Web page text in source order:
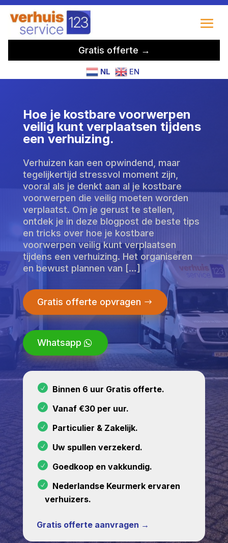
Gratis offerte →
NL EN
Hoe je kostbare voorwerpen
veilig kunt verplaatsen tijdens
een verhuizing.
Verhuizen kan een opwindend, maar
tegelijkertijd stressvol moment zijn,
vooral als je denkt aan al je kostbare
voorwerpen die veilig moeten worden
verplaatst. Om je gerust te stellen,
ontdek je in deze blogpost de beste tips
en tricks over hoe je kostbare
voorwerpen veilig kunt verplaatsen
tijdens een verhuizing. Het organiseren
en bewust plannen van […]
Gratis offerte opvragen
Whatsapp
Binnen 6 uur Gratis offerte.
Vanaf €30 per uur.
Particulier & Zakelijk.
Uw spullen verzekerd.
Goedkoop en vakkundig.
Nederlandse Keurmerk ervaren
verhuizers.
Gratis offerte aanvragen →